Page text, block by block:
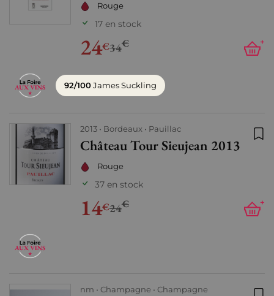
Rouge
17 en stock
24€34€ +
92/100James Suckling
2013 Bordeaux Pauillac
Château Tour Sieujean 2013
Rouge
37 en stock
14€24€ +
nm Champagne Champagne